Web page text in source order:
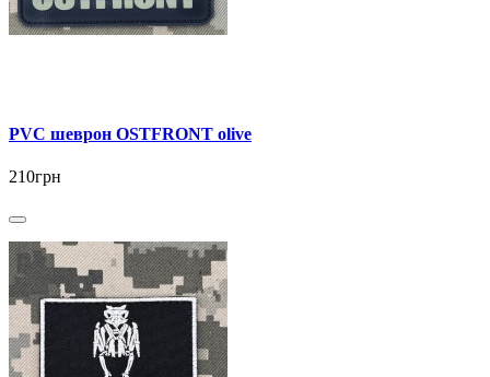
PVC шеврон OSTFRONT olive
210грн